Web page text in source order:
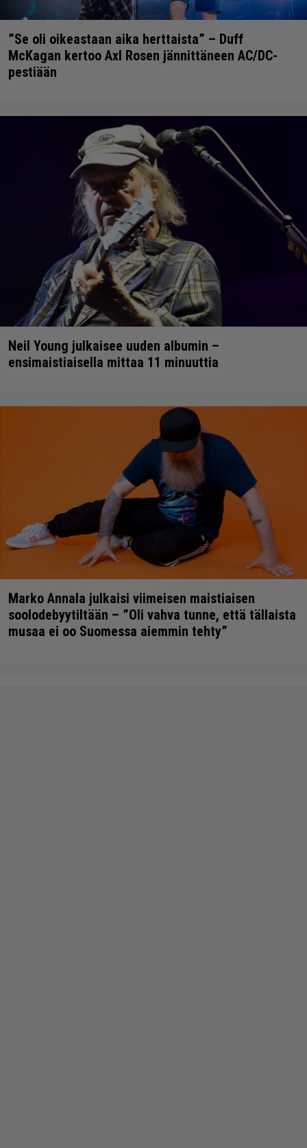
”Se oli oikeastaan aika herttaista” – Duff
McKagan kertoo Axl Rosen jännittäneen AC/DC-
pestiään
Neil Young julkaisee uuden albumin –
ensimaistiaisella mittaa 11 minuuttia
Marko Annala julkaisi viimeisen maistiaisen
soolodebyytiltään – ”Oli vahva tunne, että tällaista
musaa ei oo Suomessa aiemmin tehty”